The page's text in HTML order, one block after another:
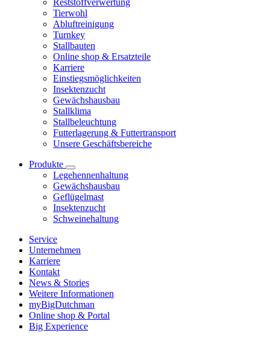
Reststoffverwertung
Tierwohl
Abluftreinigung
Turnkey
Stallbauten
Online shop & Ersatzteile
Karriere
Einstiegsmöglichkeiten
Insektenzucht
Gewächshausbau
Stallklima
Stallbeleuchtung
Futterlagerung & Futtertransport
Unsere Geschäftsbereiche
Produkte
Legehennenhaltung
Gewächshausbau
Geflügelmast
Insektenzucht
Schweinehaltung
Service
Unternehmen
Karriere
Kontakt
News & Stories
Weitere Informationen
myBigDutchman
Online shop & Portal
Big Experience